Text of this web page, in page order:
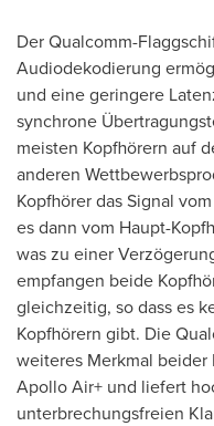
Der Qualcomm-
Audiodekodierung
und eine geringere
synchrone
meisten Kopfhörern auf
anderen
Kopfhörer das Signal
es dann vom Haupt-
was zu einer
empfangen beide
gleichzeitig, so dass es
Kopfhörern gibt. Die
weiteres Merkmal beider
Apollo Air+ und liefert
unterbrechungsfreien